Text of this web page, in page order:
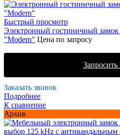
Быстрый просмотр
Электронный гостиничный
"Modern" Цена по запросу
Запросить
Заказать звонок
Подробнее
К сравнение
Архив